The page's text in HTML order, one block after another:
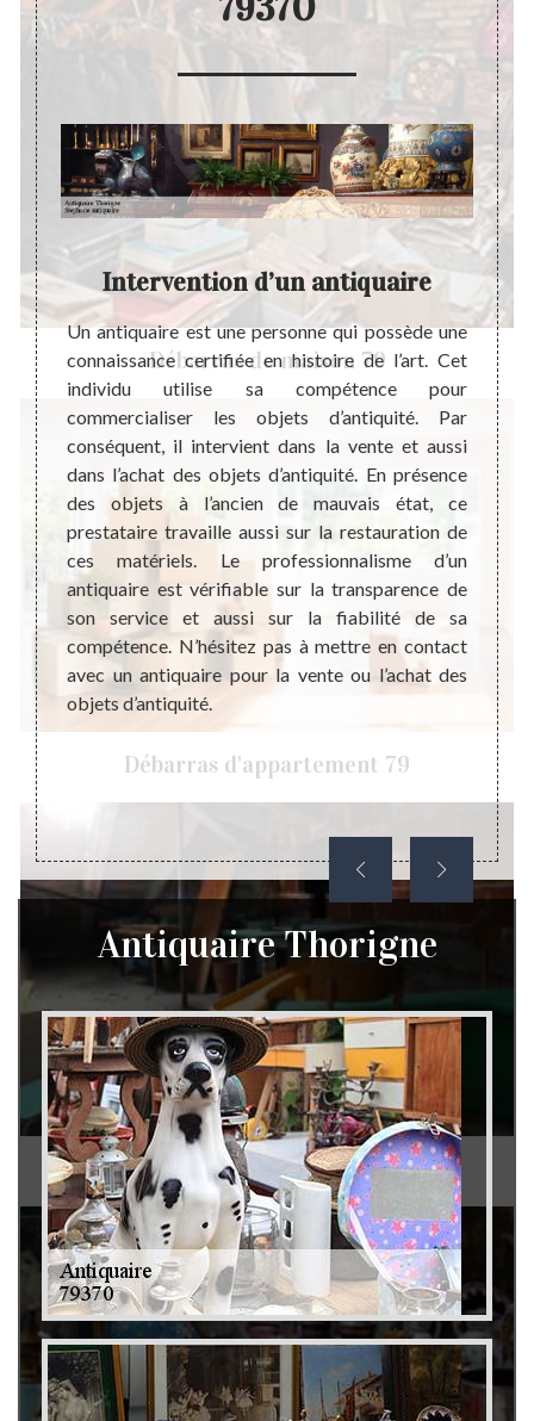
Débarras de maison 79
Débarras d'appartement 79
Débarras de grenier et cave 79
mot
vie
nous
est
de
Intervention d’un antiquaire
Un antiquaire est une personne qui possède une
connaissance certifiée en histoire de l’art. Cet
individu utilise sa compétence pour
commercialiser les objets d’antiquité. Par
conséquent, il intervient dans la vente et aussi
dans l’achat des objets d’antiquité. En présence
des objets à l’ancien de mauvais état, ce
prestataire travaille aussi sur la restauration de
ces matériels. Le professionnalisme d’un
antiquaire est vérifiable sur la transparence de
son service et aussi sur la fiabilité de sa
compétence. N’hésitez pas à mettre en contact
avec un antiquaire pour la vente ou l’achat des
objets d’antiquité.
Un
que
que
de
pour
la
son
peut
pour
votre
Antiquaire Thorigne